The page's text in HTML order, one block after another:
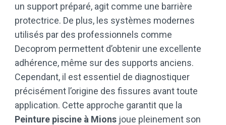
un support préparé, agit comme une barrière
protectrice. De plus, les systèmes modernes
utilisés par des professionnels comme
Decoprom permettent d’obtenir une excellente
adhérence, même sur des supports anciens.
Cependant, il est essentiel de diagnostiquer
précisément l’origine des fissures avant toute
application. Cette approche garantit que la
Peinture piscine à Mions joue pleinement son